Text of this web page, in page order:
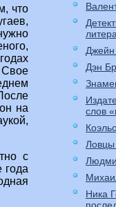
что
на
с
года
Дэн
слов
Ловцы
Ника